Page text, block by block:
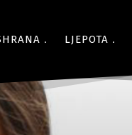
LJEPOTA